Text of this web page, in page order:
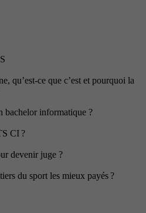
qu’est-ce que c’est et pourquoi la
bachelor informatique ?
CI ?
devenir juge ?
du sport les mieux payés ?